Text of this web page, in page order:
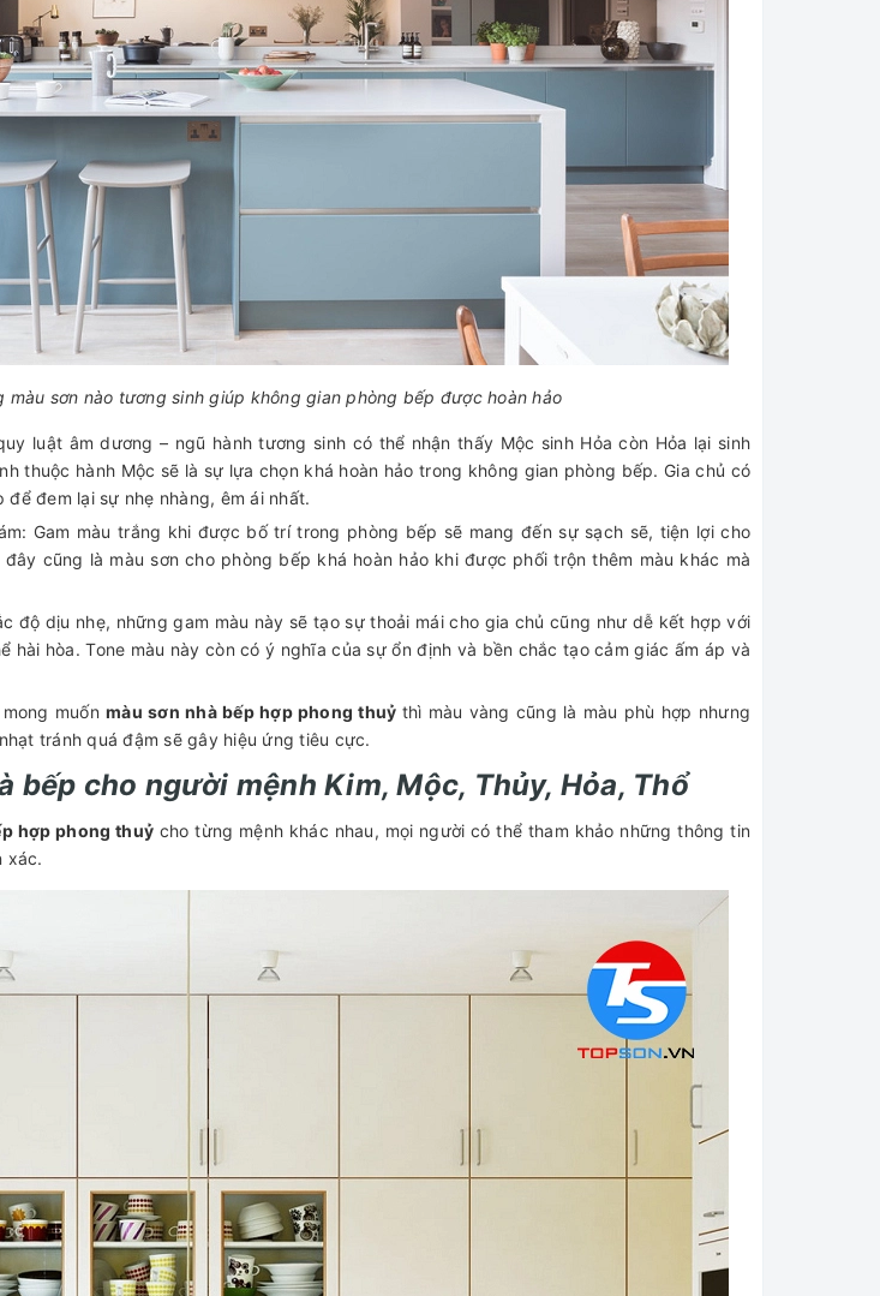
màu sơn nào tương sinh giúp không gian phòng bếp được hoàn hảo
luật âm dương – ngũ hành tương sinh có thể nhận thấy Mộc sinh Hỏa còn Hỏa lại sinh
thuộc hành Mộc sẽ là sự lựa chọn khá hoàn hảo trong không gian phòng bếp. Gia chủ có
đem lại sự nhẹ nhàng, êm ái nhất.
Gam màu trắng khi được bố trí trong phòng bếp sẽ mang đến sự sạch sẽ, tiện lợi cho
cũng là màu sơn cho phòng bếp khá hoàn hảo khi được phối trộn thêm màu khác mà
độ dịu nhẹ, những gam màu này sẽ tạo sự thoải mái cho gia chủ cũng như dễ kết hợp với
hài hòa. Tone màu này còn có ý nghĩa của sự ổn định và bền chắc tạo cảm giác ấm áp và
mong muốnmàu sơn nhà bếp hợp phong thuỷ thì màu vàng cũng là màu phù hợp nhưng
tránh quá đậm sẽ gây hiệu ứng tiêu cực.
bếp cho người mệnh Kim, Mộc, Thủy, Hỏa, Thổ
hợp phong thuỷ cho từng mệnh khác nhau, mọi người có thể tham khảo những thông tin
xác.